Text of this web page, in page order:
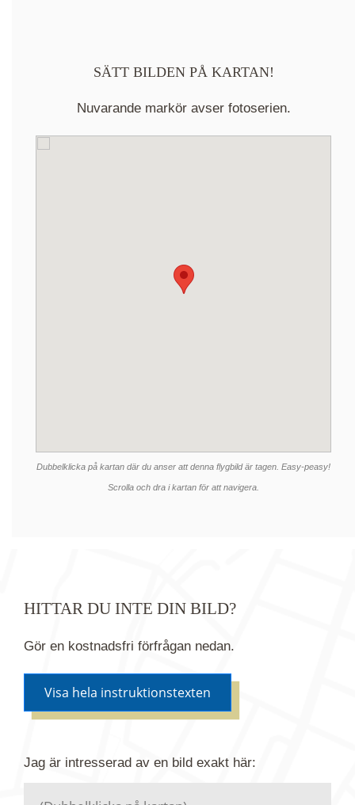
SÄTT BILDEN PÅ KARTAN!
Nuvarande markör avser fotoserien.
Dubbelklicka på kartan där du anser att denna flygbild är tagen. Easy-peasy!
Scrolla och dra i kartan för att navigera.
HITTAR DU INTE DIN BILD?
Gör en kostnadsfri förfrågan nedan.
Visa hela instruktionstexten
Jag är intresserad av en bild exakt här: